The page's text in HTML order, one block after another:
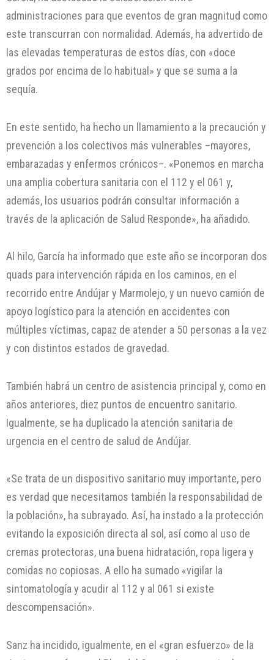
administraciones para que eventos de gran magnitud como
este transcurran con normalidad. Además, ha advertido de
las elevadas temperaturas de estos días, con «doce
grados por encima de lo habitual» y que se suma a la
sequía.
En este sentido, ha hecho un llamamiento a la precaución y
prevención a los colectivos más vulnerables –mayores,
embarazadas y enfermos crónicos–. «Ponemos en marcha
una amplia cobertura sanitaria con el 112 y el 061 y,
además, los usuarios podrán consultar información a
través de la aplicación de Salud Responde», ha añadido.
Al hilo, García ha informado que este año se incorporan dos
quads para intervención rápida en los caminos, en el
recorrido entre Andújar y Marmolejo, y un nuevo camión de
apoyo logístico para la atención en accidentes con
múltiples víctimas, capaz de atender a 50 personas a la vez
y con distintos estados de gravedad.
También habrá un centro de asistencia principal y, como en
años anteriores, diez puntos de encuentro sanitario.
Igualmente, se ha duplicado la atención sanitaria de
urgencia en el centro de salud de Andújar.
«Se trata de un dispositivo sanitario muy importante, pero
es verdad que necesitamos también la responsabilidad de
la población», ha subrayado. Así, ha instado a la protección
evitando la exposición directa al sol, así como al uso de
cremas protectoras, una buena hidratación, ropa ligera y
comidas no copiosas. A ello ha sumado «vigilar la
sintomatología y acudir al 112 y al 061 si existe
descompensación».
Sanz ha incidido, igualmente, en el «gran esfuerzo» de la